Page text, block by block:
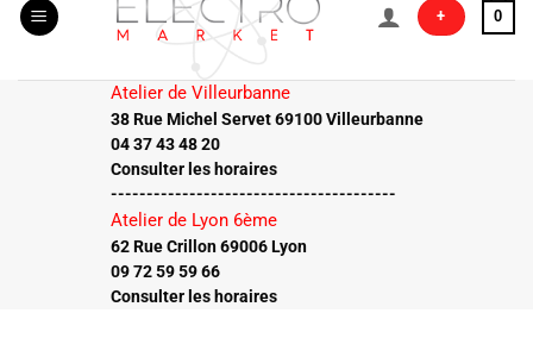
+ 0
Atelier de Villeurbanne
38 Rue Michel Servet 69100 Villeurbanne
04 37 43 48 20
Consulter les horaires
----------------------------------------
Atelier de Lyon 6ème
62 Rue Crillon 69006 Lyon
09 72 59 59 66
Consulter les horaires